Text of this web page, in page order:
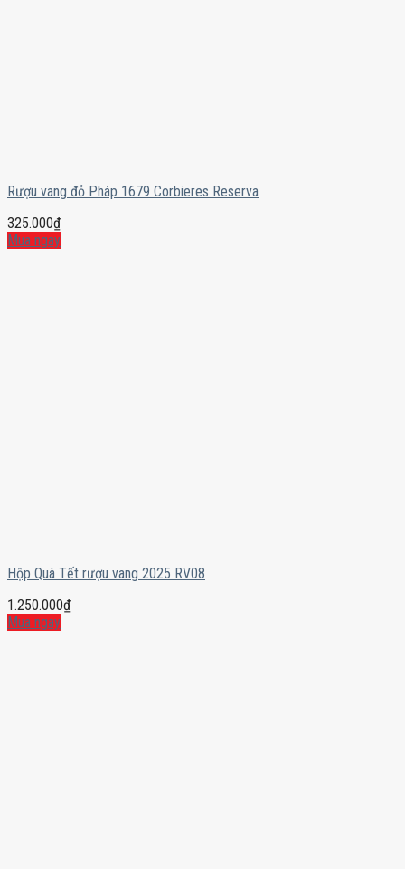
Rượu vang đỏ Pháp 1679 Corbieres Reserva
325.000₫
Mua ngay
Hộp Quà Tết rượu vang 2025 RV08
1.250.000₫
Mua ngay